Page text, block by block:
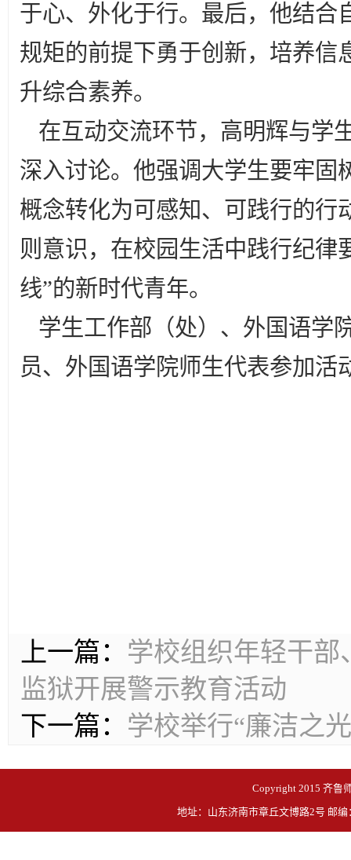
于心、外化于行。最后，他结合
规矩的前提下勇于创新，培养信
升综合素养。
在互动交流环节，高明辉与学
深入讨论。他强调大学生要牢固
概念转化为可感知、可践行的行
则意识，在校园生活中践行纪律
线”的新时代青年。
学生工作部（处）、外国语学
员、外国语学院师生代表参加活
上一篇： 学校组织年轻干
监狱开展警示教育活动
下一篇： 学校举行“廉洁之
Copyright 2015 齐鲁
地址：山东济南市章丘文博路2号 邮